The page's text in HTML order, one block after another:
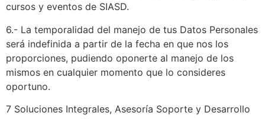
cursos y eventos de SIASD.
6.- La temporalidad del manejo de tus Datos Personales
será indefinida a partir de la fecha en que nos los
proporciones, pudiendo oponerte al manejo de los
mismos en cualquier momento que lo consideres
oportuno.
7 Soluciones Integrales, Asesoría Soporte y Desarrollo